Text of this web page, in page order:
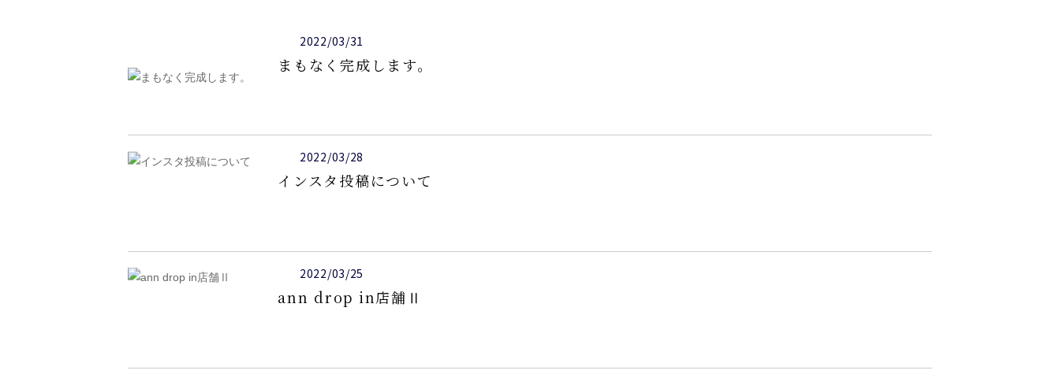
2022/03/31
まもなく完成します。
2022/03/28
インスタ投稿について
2022/03/25
ann drop in店舗Ⅱ